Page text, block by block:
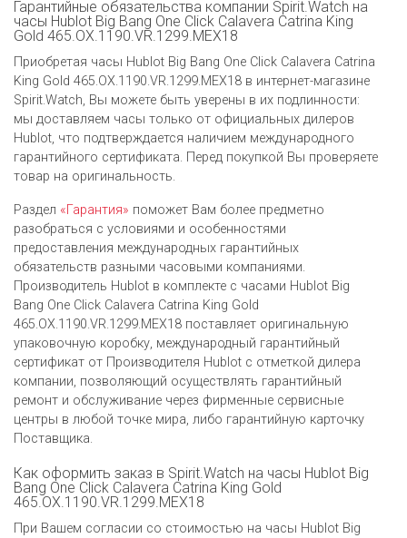
Гарантийные обязательства компании Spirit.Watch на
часы Hublot Big Bang One Click Calavera Catrina King
Gold 465.OX.1190.VR.1299.MEX18
Приобретая часы Hublot Big Bang One Click Calavera Catrina
King Gold 465.OX.1190.VR.1299.MEX18 в интернет-магазине
Spirit.Watch, Вы можете быть уверены в их подлинности:
мы доставляем часы только от официальных дилеров
Hublot, что подтверждается наличием международного
гарантийного сертификата. Перед покупкой Вы проверяете
товар на оригинальность.
Раздел «Гарантия» поможет Вам более предметно
разобраться с условиями и особенностями
предоставления международных гарантийных
обязательств разными часовыми компаниями.
Производитель Hublot в комплекте с часами Hublot Big
Bang One Click Calavera Catrina King Gold
465.OX.1190.VR.1299.MEX18 поставляет оригинальную
упаковочную коробку, международный гарантийный
сертификат от Производителя Hublot c отметкой дилера
компании, позволяющий осуществлять гарантийный
ремонт и обслуживание через фирменные сервисные
центры в любой точке мира, либо гарантийную карточку
Поставщика.
Как оформить заказ в Spirit.Watch на часы Hublot Big
Bang One Click Calavera Catrina King Gold
465.OX.1190.VR.1299.MEX18
При Вашем согласии со стоимостью на часы Hublot Big